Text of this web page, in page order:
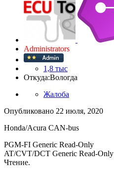
Administrators
1,8 тыс
Откуда:Вологда
Жалоба
Опубликовано 22 июля, 2020
Honda/Acura CAN-bus
PGM-FI Generic Read-Only
AT/CVT/DCT Generic Read-Only
Чтение.